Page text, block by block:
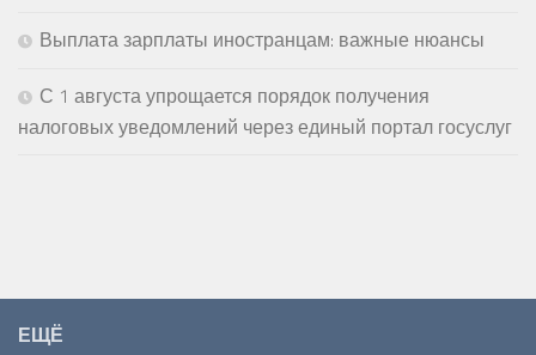
Выплата зарплаты иностранцам: важные нюансы
С 1 августа упрощается порядок получения
налоговых уведомлений через единый портал госуслуг
ЕЩЁ